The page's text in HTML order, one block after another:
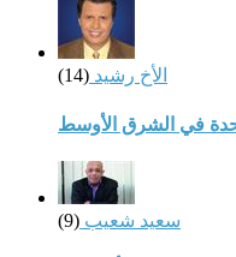
الأخ رشيد (14)
في الشرق الأوسط
سعيد شعيب (9)